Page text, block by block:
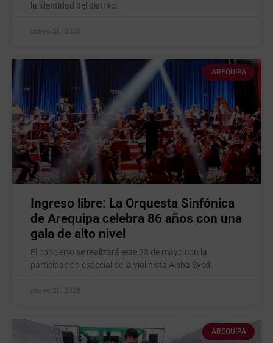
la identidad del distrito.
mayo 20, 2025
AREQUIPA
Ingreso libre: La Orquesta Sinfónica
de Arequipa celebra 86 años con una
gala de alto nivel
El concierto se realizará este 23 de mayo con la
participación especial de la violinista Aisha Syed.
mayo 20, 2025
AREQUIPA